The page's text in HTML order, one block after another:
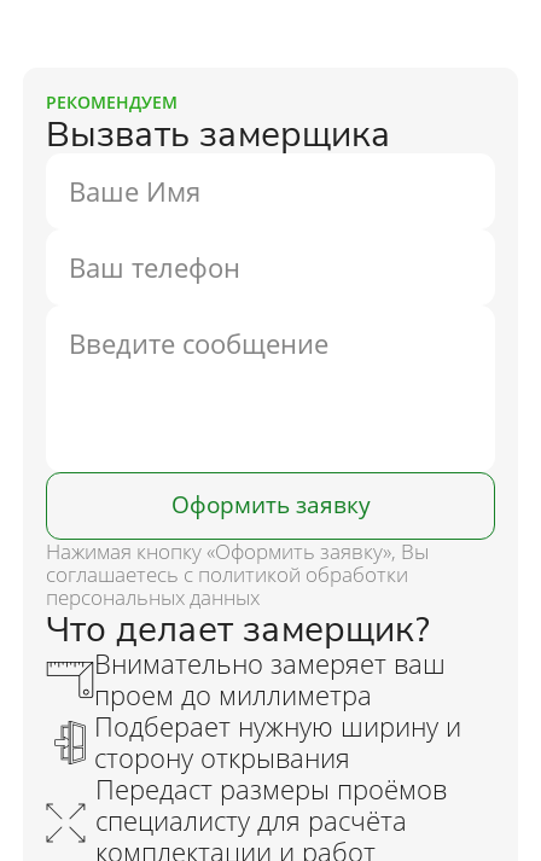
РЕКОМЕНДУЕМ
Вызвать замерщика
Оформить заявку
Нажимая кнопку «Оформить заявку», Вы
соглашаетесь с политикой обработки
персональных данных